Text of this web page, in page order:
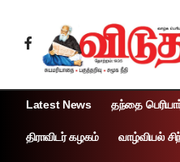
Latest News தந்தை
திராவிடர் கழகம் வாழ்வியல்